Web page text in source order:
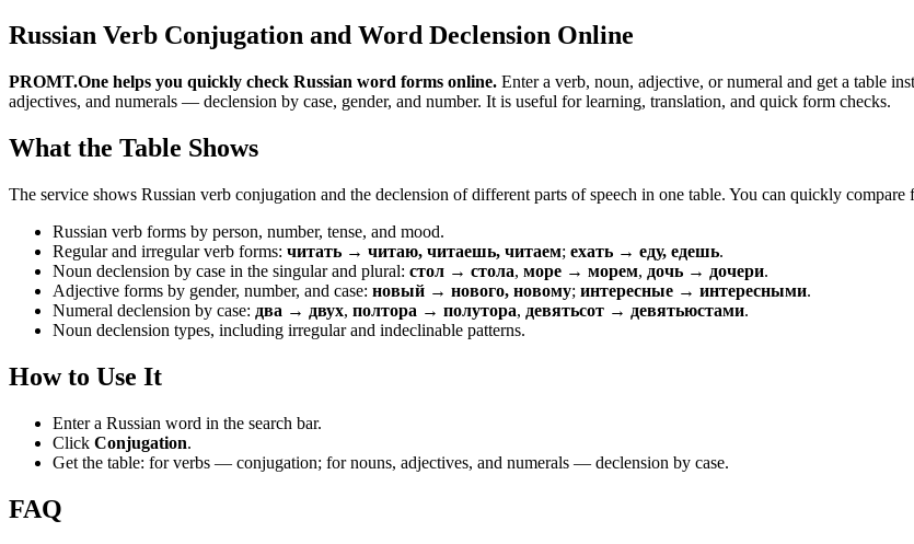
Russian Verb Conjugation and Word Declension Online
PROMT.One helps you quickly check Russian word forms online. Enter a verb, noun, adjective, or numeral and get a table
adjectives, and numerals — declension by case, gender, and number. It is useful for learning, translation, and quick form checks.
What the Table Shows
The service shows Russian verb conjugation and the declension of different parts of speech in one table. You can quickly
Russian verb forms by person, number, tense, and mood.
Regular and irregular verb forms: читать → читаю, читаешь, читаем; ехать → еду, едешь.
Noun declension by case in the singular and plural: стол → стола, море → морем, дочь → дочери.
Adjective forms by gender, number, and case: новый → нового, новому; интересные → интересными.
Numeral declension by case: два → двух, полтора → полутора, девятьсот → девятьюстами.
Noun declension types, including irregular and indeclinable patterns.
How to Use It
Enter a Russian word in the search bar.
Click Conjugation.
Get the table: for verbs — conjugation; for nouns, adjectives, and numerals — declension by case.
FAQ